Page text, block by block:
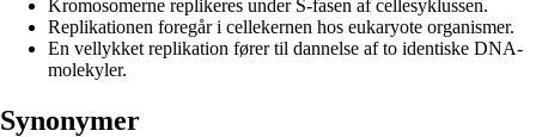
Kromosomerne replikeres under S-fasen af cellesyklussen.
Replikationen foregår i cellekernen hos eukaryote organismer.
En vellykket replikation fører til dannelse af to identiske DNA-
molekyler.
Synonymer